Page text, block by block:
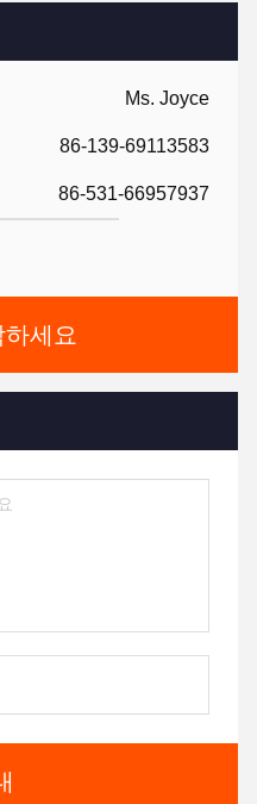
Ms. Joyce
86-139-69113583
86-531-66957937
세요